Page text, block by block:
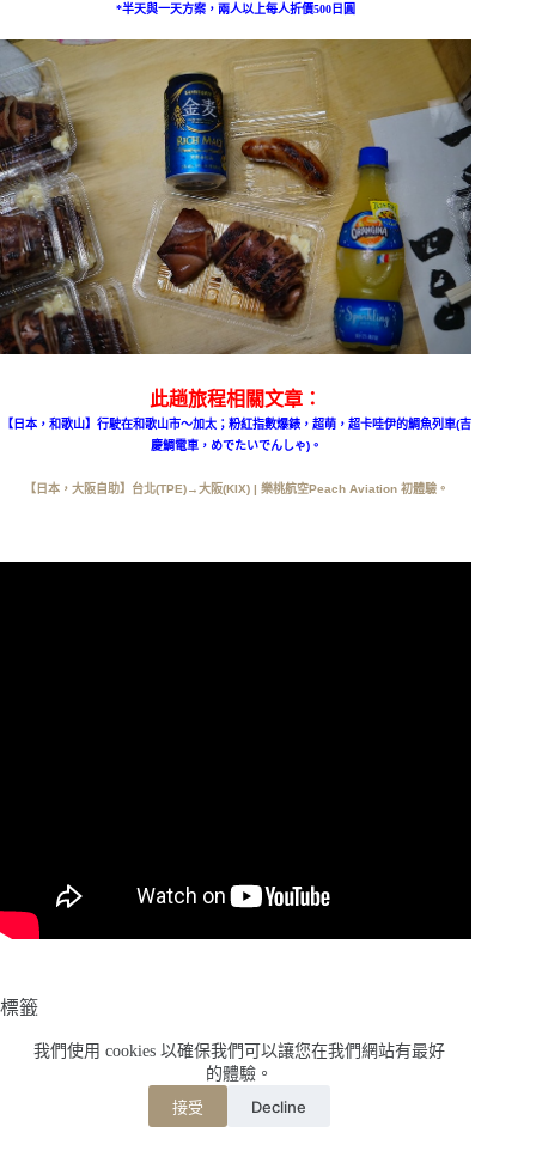
我們使用 cookies 以確保我們可以讓您在我們網站有最好
的體驗。
接受 Decline
*半天與一天方案，兩人以上每人折價500日圓
此趟旅程相關文章：
【日本，和歌山】行駛在和歌山市～加太；粉紅指數爆錶，超萌，超卡哇伊的鯛魚列車(吉
慶鯛電車，めでたいでんしゃ)。
【日本，大阪自助】台北(TPE)→大阪(KIX) | 樂桃航空Peach Aviation 初體驗。
標籤
【日本，關西】大阪、京都、神戶、奈良、滋賀
天神祭
日本夏日 #本町